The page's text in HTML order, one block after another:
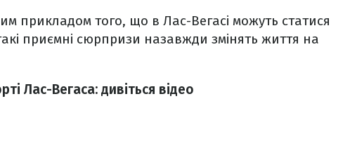
прикладом того, що в Лас-Вегасі можуть статися
приємні сюрпризи назавжди змінять життя на
Лас-Вегаса: дивіться відео